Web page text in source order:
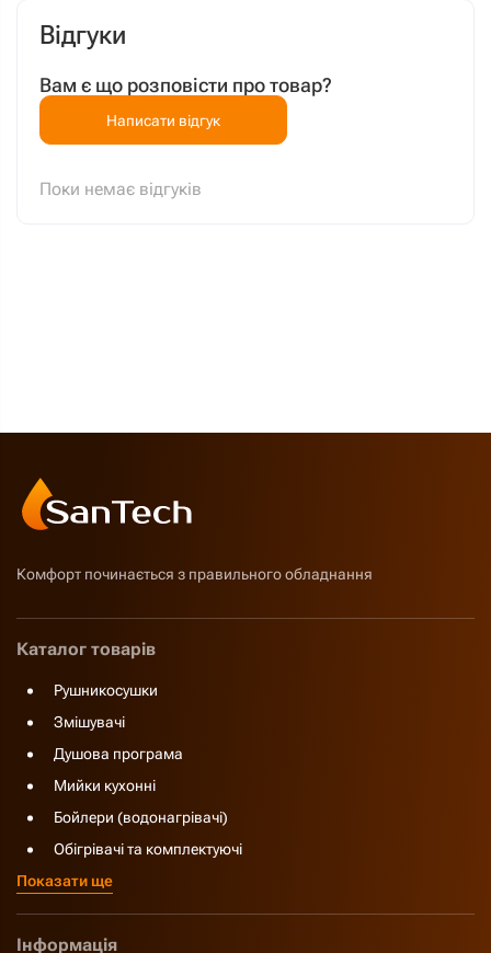
Відгуки
Вам є що розповісти про товар?
Написати відгук
Поки немає відгуків
Комфорт починається з правильного обладнання
Каталог товарів
Рушникосушки
Змішувачі
Душова програма
Мийки кухонні
Бойлери (водонагрівачі)
Обігрівачі та комплектуючі
Показати ще
Інформація